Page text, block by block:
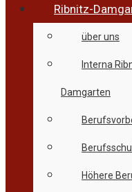
Ribnitz-
über uns
Interna
Damgarten
Höhere